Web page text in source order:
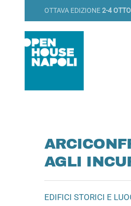
OTTAVA EDIZIONE2-4
AGLI
EDIFICI STORICI E